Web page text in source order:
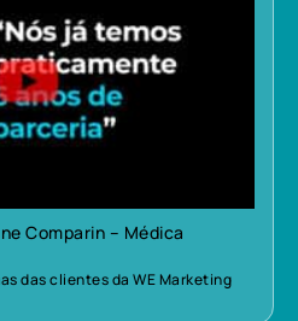
Comparin – Médica
das clientes da WE Marketing